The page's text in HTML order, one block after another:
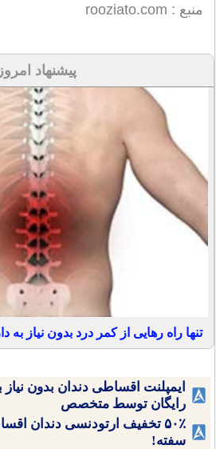
منبع : rooziato.com
پیشنهاد امروز
تنها راه رهایی از کمر درد بدون نیاز
ایمپلنت اقساطی دندان بدون
رایگان توسط متخصص
۵۰٪ تخفیف ارتودنسی دندان
سفته!